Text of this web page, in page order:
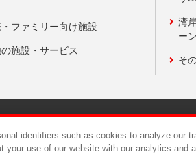
ファミリー向け施設
施設・サービス
湾
ー
そ
identifiers such as cookies to analyze our
your use of our website with our analytics and